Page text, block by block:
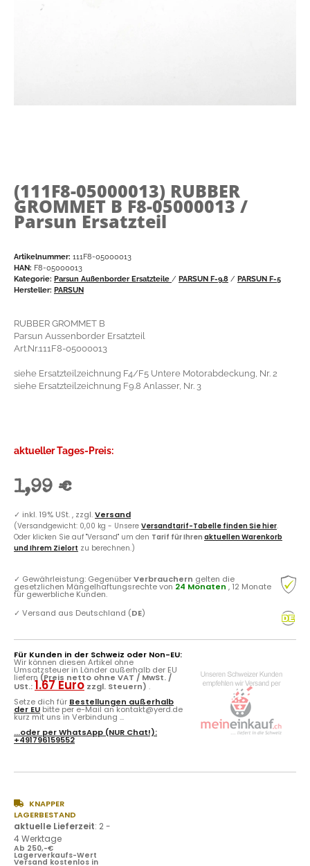
(111F8-05000013) RUBBER
GROMMET B F8-05000013 /
Parsun Ersatzteil
Artikelnummer: 111F8-05000013
HAN: F8-05000013
Kategorie: Parsun Außenborder Ersatzteile / PARSUN F-9.8 / PARSUN F-5
Hersteller: PARSUN
RUBBER GROMMET B
Parsun Aussenborder Ersatzteil
Art.Nr.111F8-05000013
siehe Ersatzteilzeichnung F4/F5 Untere Motorabdeckung, Nr. 2
siehe Ersatzteilzeichnung F9.8 Anlasser, Nr. 3
aktueller Tages-Preis:
1,99 €
✓ inkl. 19% USt. , zzgl.Versand
(Versandgewicht: 0,00 kg - Unsere Versandtarif-Tabelle finden Sie hier.
Oder klicken Sie auf "Versand" um den Tarif für Ihren aktuellen Warenkorb
und Ihrem Zielort zu berechnen.)
✓ Gewährleistung: GegenüberVerbrauchern gelten die
gesetzlichen Mängelhaftungsrechte von 24 Monaten , 12 Monate
für gewerbliche Kunden.
✓ Versand aus Deutschland (DE)
Für Kunden in der Schweiz oder Non-EU:
Wir können diesen Artikel ohne
Umsatzsteuer in Länder außerhalb der EU
liefern (Preis netto ohne VAT / MwSt. /
USt.:1.67 Euro zzgl. Steuern) .
Setze dich für Bestellungen außerhalb
der EU bitte per e-Mail an kontakt@yerd.de
kurz mit uns in Verbindung ...
...oder perWhatsApp (NUR Chat!):
+491796159552
KNAPPER
LAGERBESTAND
aktuelle Lieferzeit: 2 -
4 Werktage
Ab 250,-€
Lagerverkaufs-Wert
Versand kostenlos in